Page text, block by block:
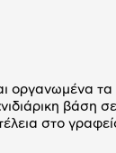
οργανωμένα τα
βάση
στο